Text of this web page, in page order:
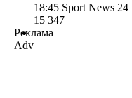
18:45 Sport News 24
15 347
Реклама
Adv